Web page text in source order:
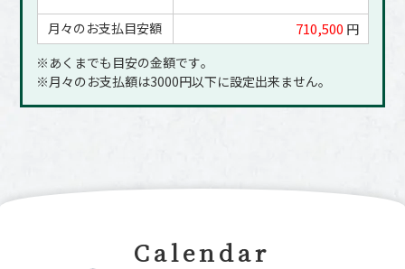
月々のお支払目安額 710,500 円
※あくまでも目安の金額です｡
※月々のお支払額は3000円以下に設定出来ません｡
Calendar